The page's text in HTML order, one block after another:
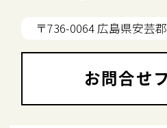
〒736-0064 広島県安芸
お問合せ